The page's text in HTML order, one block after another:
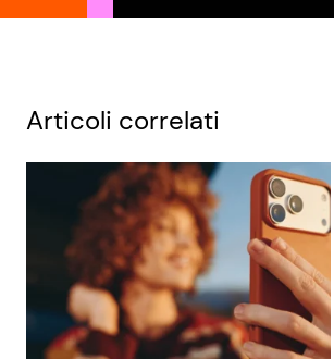
Articoli correlati